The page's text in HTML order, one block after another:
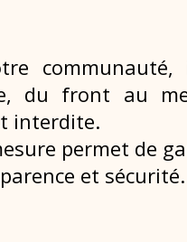
du front au
interdite.
permet de
et sécurité.